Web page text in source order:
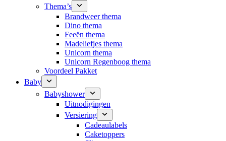
Thema’s
Brandweer thema
Dino thema
Feeën thema
Madeliefjes thema
Unicorn thema
Unicorn Regenboog thema
Voordeel Pakket
Baby
Babyshower
Uitnodigingen
Versiering
Cadeaulabels
Caketoppers